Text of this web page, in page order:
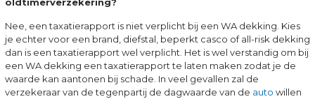
Nee, een taxatierapport is niet verplicht bij een WA dekking. Kies
je echter voor een brand, diefstal, beperkt casco of all-risk dekking
dan is een taxatierapport wel verplicht. Het is wel verstandig om bij
een WA dekking een taxatierapport te laten maken zodat je de
waarde kan aantonen bij schade. In veel gevallen zal de
verzekeraar van de tegenpartij de dagwaarde van de auto willen